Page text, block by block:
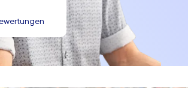
und Entscheidungsfindung trainieren.
Oldenburg profitiert außerdem von der
sichtbar zu machen: Fotostationen,
kleine Abschlusszeremonien auf dem
den Teamstolz. Neben den